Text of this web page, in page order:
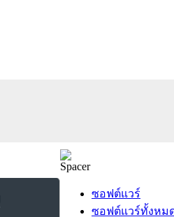
ซอฟต์แวร์
ซอฟต์แวร์ทั้งหม